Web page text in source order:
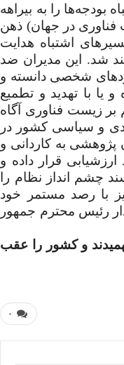
بودجه‌ها را به بیراهه
فناوری در جهان) ذهن
اشتباه هدایت
شد. این مدیران ضد
شخصی دانسته و
یا با تهدید و تطمیع
بر زیست فناوری آگاه
و سیاسی کشور در
پژوهشی به کاردانی و
قرار داده و
چشم انداز نظام را
با رصد مستمر خود
رئیس محترم جمهور
و کشور را عقب
۰